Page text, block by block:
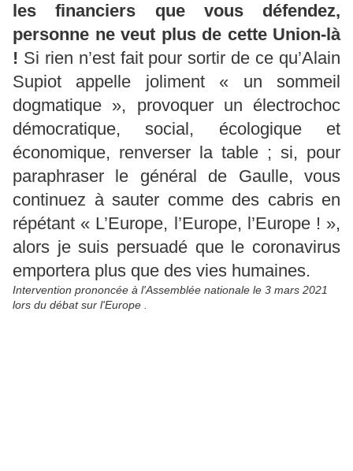
les financiers que vous défendez,
personne ne veut plus de cette Union-là
! Si rien n’est fait pour sortir de ce qu’Alain
Supiot appelle joliment « un sommeil
dogmatique », provoquer un électrochoc
démocratique, social, écologique et
économique, renverser la table ; si, pour
paraphraser le général de Gaulle, vous
continuez à sauter comme des cabris en
répétant « L’Europe, l’Europe, l’Europe ! »,
alors je suis persuadé que le coronavirus
emportera plus que des vies humaines.
Intervention prononcée à l'Assemblée nationale le 3 mars 2021
lors du débat sur l'Europe .